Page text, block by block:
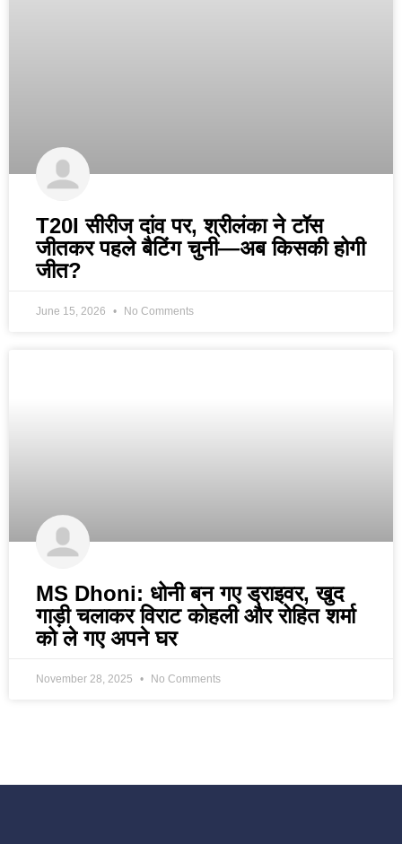
T20I सीरीज दांव पर, श्रीलंका ने टॉस
जीतकर पहले बैटिंग चुनी—अब किसकी होगी
जीत?
June 15, 2026 No Comments
MS Dhoni: धोनी बन गए ड्राइवर, खुद
गाड़ी चलाकर विराट कोहली और रोहित शर्मा
को ले गए अपने घर
November 28, 2025 No Comments